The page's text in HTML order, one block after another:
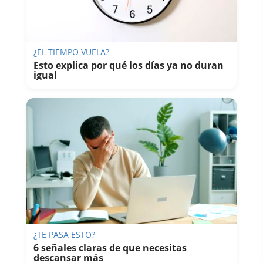
¿EL TIEMPO VUELA?
Esto explica por qué los días ya no duran
igual
¿TE PASA ESTO?
6 señales claras de que necesitas
descansar más